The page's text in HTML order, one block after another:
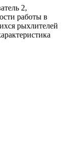
2,
работы в
рыхлителей